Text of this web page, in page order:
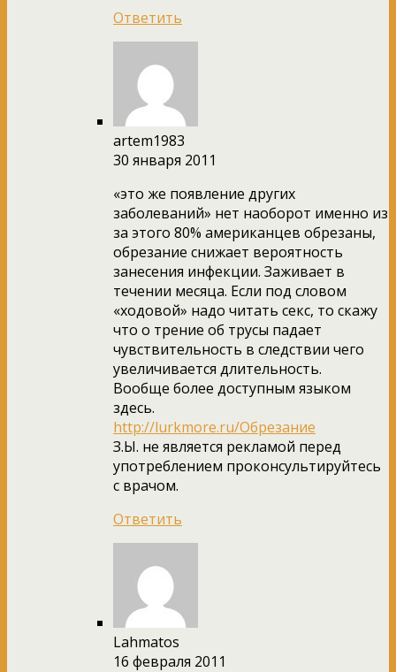
Ответить
artem1983
30 января 2011
«это же появление других
заболеваний» нет наоборот именно из
за этого 80% американцев обрезаны,
обрезание снижает вероятность
занесения инфекции. Заживает в
течении месяца. Если под словом
«ходовой» надо читать секс, то скажу
что о трение об трусы падает
чувствительность в следствии чего
увеличивается длительность.
Вообще более доступным языком
здесь.
http://lurkmore.ru/Обрезание
З.Ы. не является рекламой перед
употреблением проконсультируйтесь
с врачом.
Ответить
Lahmatos
16 февраля 2011